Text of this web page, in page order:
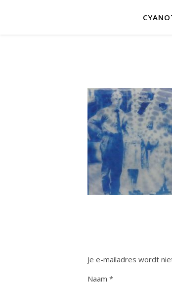
Je e-mailadres wordt
Naam *